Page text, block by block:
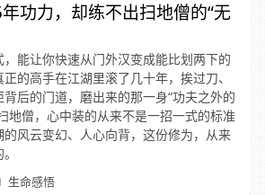
功力，却练不出扫地僧的“无
能让你快速从门外汉变成能比划两下的
的高手在江湖里滚了几十年，挨过刀、
后的门道，磨出来的那一身“功夫之外的
地僧，心中装的从来不是一招一式的标准
风云变幻、人心向背，这份修为，从来
生命感悟